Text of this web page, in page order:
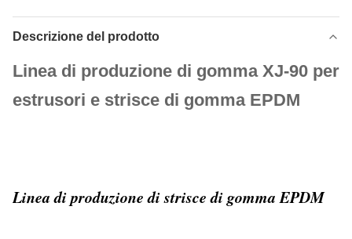
Descrizione del prodotto
Linea di produzione di gomma XJ-90 per
estrusori e strisce di gomma EPDM
Linea di produzione di strisce di gomma EPDM